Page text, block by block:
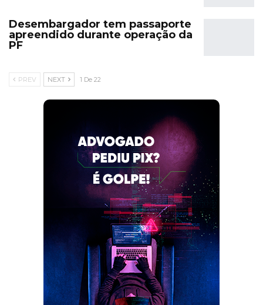
Desembargador tem passaporte
apreendido durante operação da
PF
PREV NEXT 1 De 22